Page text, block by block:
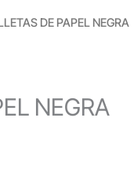
DE PAPEL NEGRA
NEGRA